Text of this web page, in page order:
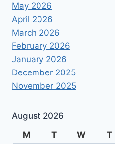
May 2026
April 2026
March 2026
February 2026
January 2026
December 2025
November 2025
August 2026
M
T W T